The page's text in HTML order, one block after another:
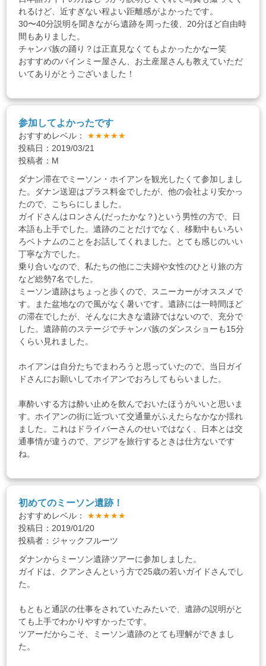
れるけど、近すぎない程よい距離感がよかったです。
30〜40分説明を聞きながら遺跡を周った後、20分ほど自由時
間もありました。
チャンパ族の踊り？は正直見なくてもよかったかなー笑
おすすめのバインミー屋さん、お土産屋さんも教えていただ
いてありがとうございました！
参加してよかったです
おすすめレベル：
★★★★★
投稿日：2019/03/21
投稿者：M
ダナン滞在でミーソン・ホイアンを観光したくて参加しまし
た。ダナン送迎はプラス料金でしたが、他の会社より安かっ
たので、こちらにしました。
ガイドさんはロンさん(だったかな？)という男性の方で、日
本語も上手でした。遺跡のことだけでなく、移動中もいろい
ろベトナムのことをお話してくれました。とても感じのいい
丁寧な方でした。
乗り合いなので、私たちの他にご夫婦や女性のひとり旅の方
など総勢7名でした。
ミーソン遺跡はちょっと歩くので、スニーカーがオススメで
す。また盆地なので風がなく暑いです。遺跡には一時間ほど
の滞在でしたが、そんなに大きな遺跡ではないので、充分で
した。遺跡前のステージでチャンパ族のダンスショーも15分
くらい見れました。
ホイアンは自分たちでまわろうと思っていたので、当日ガイ
ドさんにお願いしてホイアンでおろしてもらいました。
車酔いする方は酔い止めを飲んでおいたほうがいいと思いま
す。ホイアンの街に近づいて交通量がふえたらなかなか揺れ
ました。これはドライバーさんのせいではなく、日本とは交
通事情が違うので、アジアを旅行するときは仕方ないです
ね。
初めてのミーソン遺跡！
おすすめレベル：
★★★★★
投稿日：2019/01/20
投稿者：ジャックフルーツ
ダナンからミーソン遺跡ツアーに参加しました。
ガイドは、クアンさんという方で25歳の若いガイドさんでし
た。
もともと通訳の仕事をされていたみたいで、遺跡の説明がと
ても上手でわかりやすかったです。
ツアーだからこそ、ミーソン遺跡のとても理解ができまし
た。